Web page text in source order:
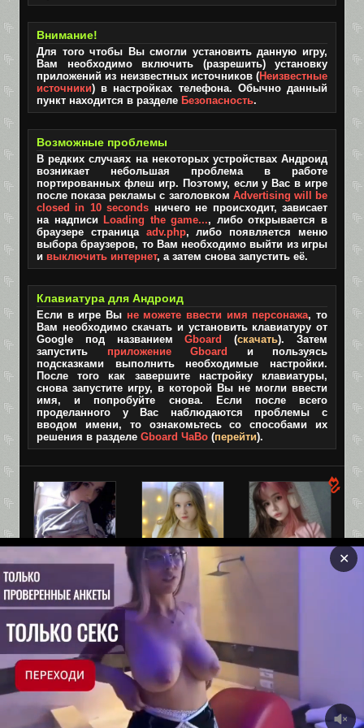
Внимание!
Для того чтобы Вы смогли установить данную игру,
Вам необходимо включить (разрешить) установку
приложений из неизвестных источников (Неизвестные
источники) в настройках телефона. Обычно данный
пункт находится в разделе Безопасность.
Возможные проблемы
В редких случаях на некоторых устройствах Андроид
возникает небольшая проблема в работе
портированных флеш игр. Поэтому, если у Вас в игре
после показа рекламы с заголовком Advertising will be
closed in 10 seconds ничего не происходит, зависает
на надписи Loading the game..., либо открывается в
браузере страница adv.php, либо появляется меню
выбора браузеров, то Вам необходимо выйти из игры
и выключить интернет, а затем снова запустить её.
Клавиатура для Андроид
Если в игре Вы не можете ввести имя персонажа, то
Вам необходимо скачать и установить клавиатуру от
Google под названиемGboard (скачать). Затем
запустить приложение Gboard
и пользуясь
подсказками выполнить необходимые настройки.
После того как завершите настройку клавиатуры,
снова запустите игру, в которой Вы не могли ввести
имя, и попробуйте снова. Если после всего
проделанного у Вас наблюдаются проблемы с
вводом имени, то ознакомьтесь со способами их
решения в разделе Gboard ЧаВо (перейти).
версия TIK-
TOK!
✅Без цензуры✅
Оля, 19
Привет, может
встретимся?
Все игры размещенные на сайте только для
совершеннолетних, поэтому если Вам нет 18 лет, покиньте
сайт.
Политика 2257 Порно игры андроид
✕